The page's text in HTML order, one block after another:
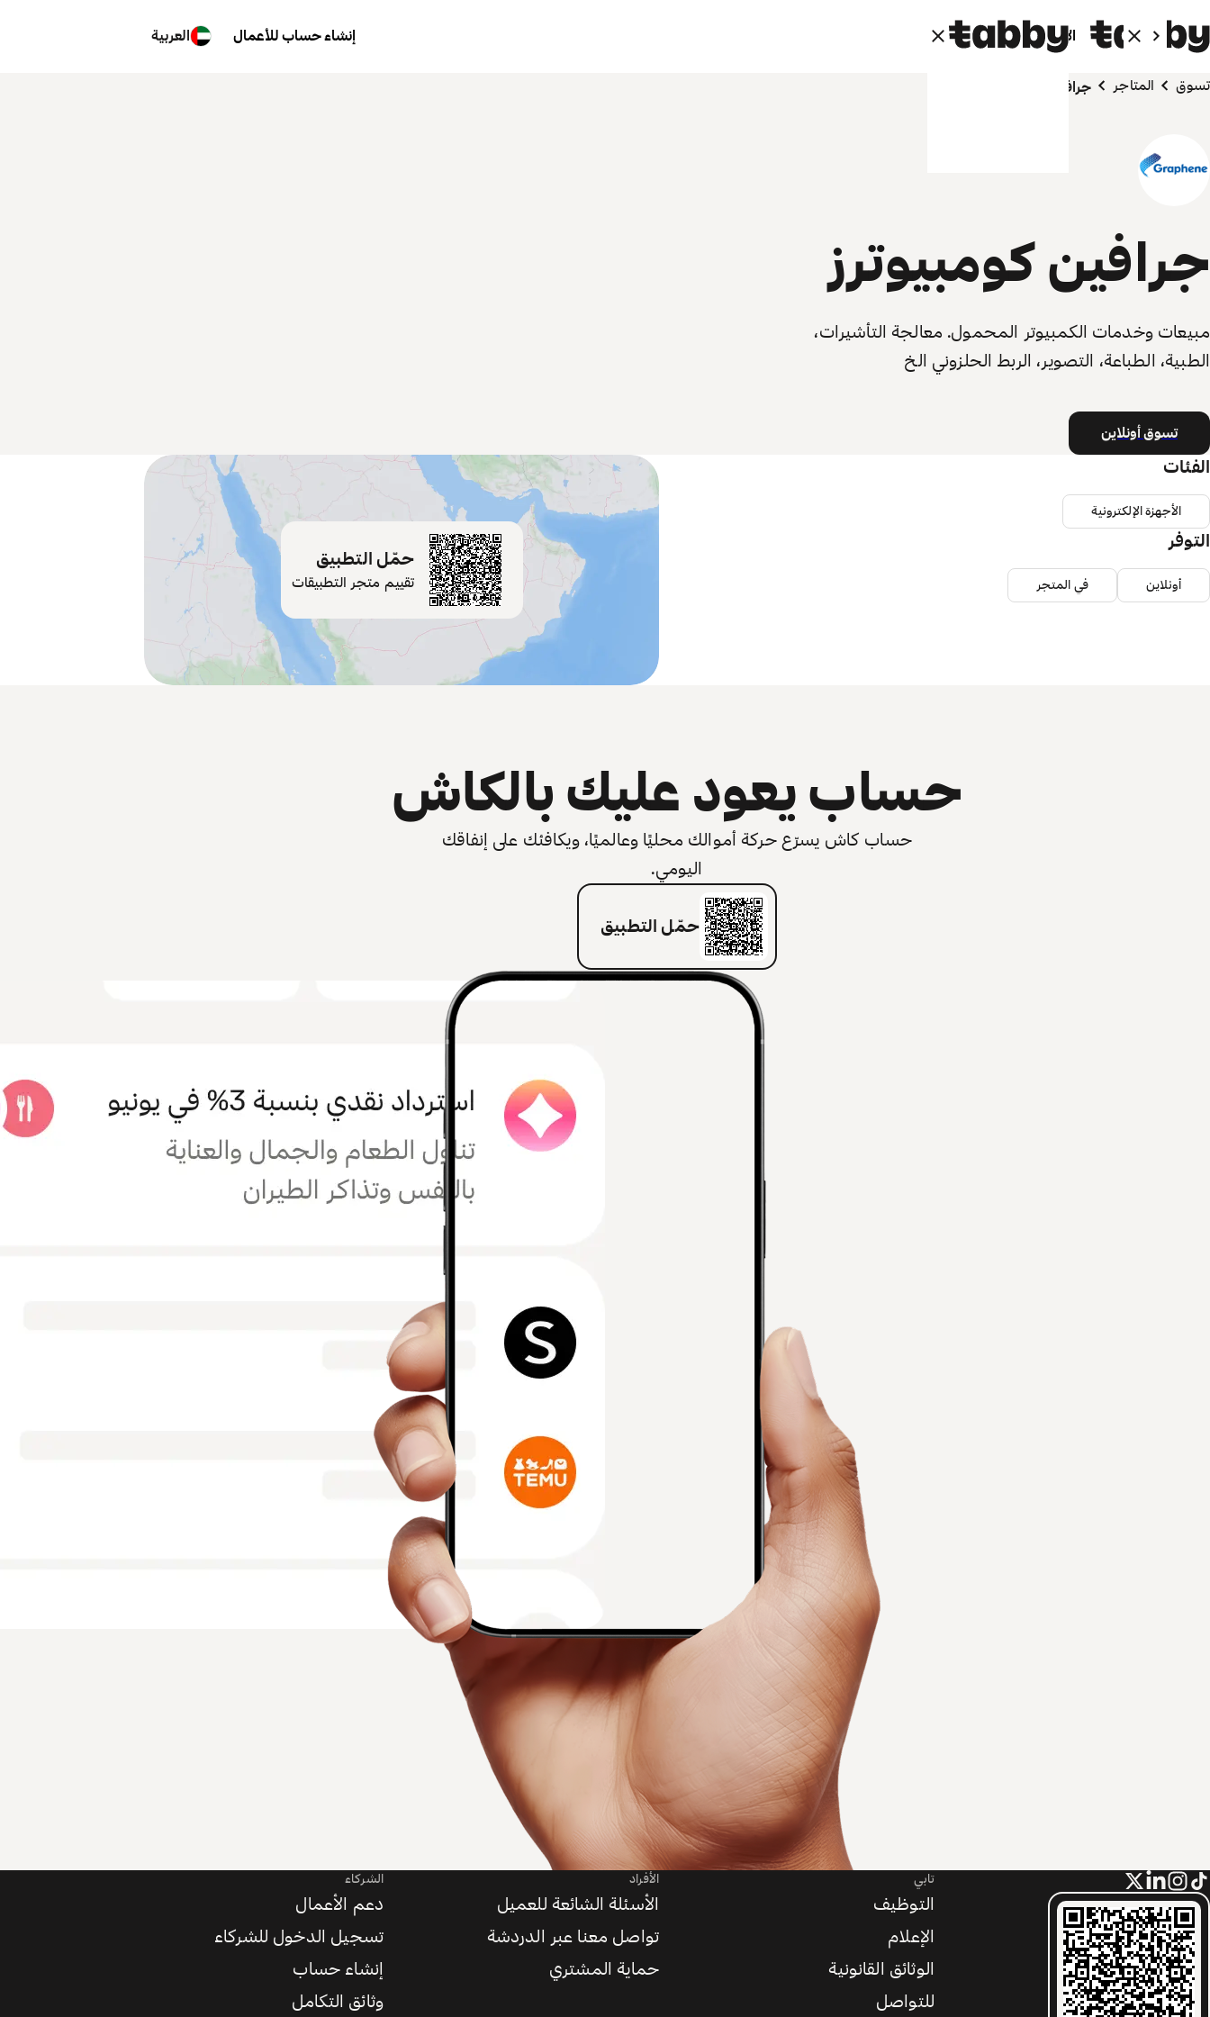
الأفراد الشركاء إنشاء حساب للأعمال العربية
تسوق المتاجر جرافين كومبيوترز
جرافين كومبيوترز
مبيعات وخدمات الكمبيوتر المحمول. معالجة التأشيرات،
الطبية، الطباعة، التصوير، الربط الحلزوني الخ
تسوق أونلاين
حمّل التطبيق
تقييم متجر التطبيقات
الفئات
الأجهزة الإلكترونية
التوفر
أونلاين في المتجر
حساب يعود عليك بالكاش
حساب كاش يسرّع حركة أموالك محليًا وعالميًا، ويكافئك على إنفاقك
اليومي.
حمّل التطبيق
تابي
التوظيف
الإعلام
الوثائق القانونية
للتواصل
الأفراد
الأسئلة الشائعة للعميل
تواصل معنا عبر الدردشة
حماية المشتري
الشركاء
دعم الأعمال
تسجيل الدخول للشركاء
إنشاء حساب
وثائق التكامل